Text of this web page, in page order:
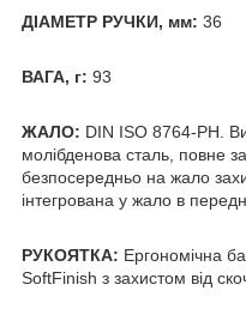
ДІАМЕТР РУЧКИ, мм: 36
ВАГА, г: 93
ЖАЛО: DIN ISO 8764-PH.
молібденова сталь, повне
безпосередньо на жало
інтегрована у жало в
РУКОЯТКА: Ергономічна
SoftFinish з захистом від